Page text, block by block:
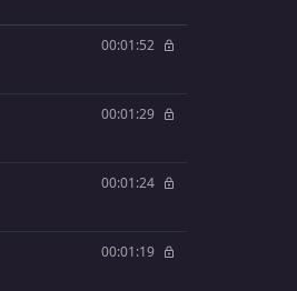
00:01:52
00:01:29
00:01:24
00:01:19